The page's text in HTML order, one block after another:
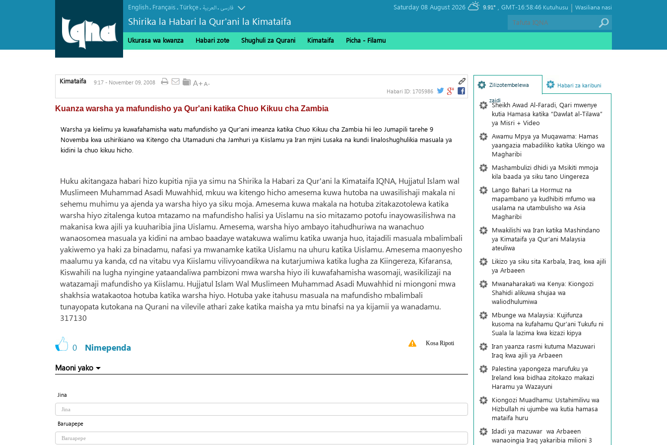
English. Français.Türkçe. العربیة.فارسی
Shirika la Habari la Qur'ani la Kimataifa
GMT-16:58:46
9.91° Wasiliana nasi
|
Kutuhusu
Ukurasa wa kwanza Habari zote Shughuli za Qurani Kimataifa Picha‎ - Filamu‎
Kimataifa
9:17 - November 09, 2008
Habari ID: 1705986
Kuanza warsha ya mafundisho ya Qur'ani katika Chuo Kikuu cha Zambia
Warsha ya kielimu ya kuwafahamisha watu mafundisho ya Qur'ani imeanza katika Chuo Kikuu cha Zambia hii leo Jumapili tarehe 9
Novemba kwa ushirikiano wa Kitengo cha Utamaduni cha Jamhuri ya Kiislamu ya Iran mjini Lusaka na kundi linaloshughulikia masuala ya
kidini la chuo kikuu hicho.
Huku akitangaza habari hizo kupitia njia ya simu na Shirika la Habari za Qur'ani la Kimataifa IQNA, Hujjatul Islam wal
Muslimeen Muhammad Asadi Muwahhid, mkuu wa kitengo hicho amesema kuwa hutoba na uwasilishaji makala ni
sehemu muhimu ya ajenda ya warsha hiyo ya siku moja. Amesema kuwa makala na hotuba zitakazotolewa katika
warsha hiyo zitalenga kutoa mtazamo na mafundisho halisi ya Uislamu na sio mitazamo potofu inayowasilishwa na
makanisa kwa ajili ya kuuharibia jina Uislamu. Amesema, warsha hiyo ambayo itahudhuriwa na wanachuo
wanaosomea masuala ya kidini na ambao baadaye watakuwa walimu katika uwanja huo, itajadili masuala mbalimbali
yakiwemo ya haki za binadamu, nafasi ya mwanamke katika Uislamu na uhuru katika Uislamu. Amesema maonyesho
maalumu ya kanda, cd na vitabu vya Kiislamu vilivyoandikwa na kutarjumiwa katika lugha za Kiingereza, Kifaransa,
Kiswahili na lugha nyingine yataandaliwa pambizoni mwa warsha hiyo ili kuwafahamisha wasomaji, wasikilizaji na
watazamaji mafundisho ya Kiislamu. Hujjatul Islam Wal Muslimeen Muhammad Asadi Muwahhid ni miongoni mwa
shakhsia watakaotoa hotuba katika warsha hiyo. Hotuba yake itahusu masuala na mafundisho mbalimbali
tunayopata kutokana na Qurani na vilevile athari zake katika maisha ya mtu binafsi na ya kijamii ya wanadamu.
317130
0 Nimependa Kosa Ripoti
Maoni yako
Jina
Baruapepe
Zilizotembelewa
zaidi
Habari za karibuni
Sheikh Awad Al-Faradi, Qari mwenye
kutia Hamasa katika “Dawlat al-Tilawa”
ya Misri + Video
Awamu Mpya ya Muqawama: Hamas
yaangazia mabadiliko katika Ukingo wa
Magharibi
Mashambulizi dhidi ya Msikiti mmoja
kila baada ya siku tano Uingereza
Lango Bahari La Hormuz na
mapambano ya kudhibiti mfumo wa
usalama na utambulisho wa Asia
Magharibi
Mwakilishi wa Iran katika Mashindano
ya Kimataifa ya Qur’ani Malaysia
ateuliwa
Likizo ya siku sita Karbala, Iraq, kwa ajili
ya Arbaeen
Mwanaharakati wa Kenya: Kiongozi
Shahidi alikuwa shujaa wa
waliodhulumiwa
Mbunge wa Malaysia: Kujifunza
kusoma na kufahamu Qur’ani Tukufu ni
Suala la lazima kwa kizazi kipya
Iran yaanza rasmi kutuma Mazuwari
Iraq kwa ajili ya Arbaeen
Palestina yapongeza marufuku ya
Ireland kwa bidhaa zitokazo makazi
Haramu ya Wazayuni
Kiongozi Muadhamu: Ustahimilivu wa
Hizbullah ni ujumbe wa kutia hamasa
mataifa huru
Idadi ya mazuwar wa Arbaeen
wanaoingia Iraq yakaribia milioni 3